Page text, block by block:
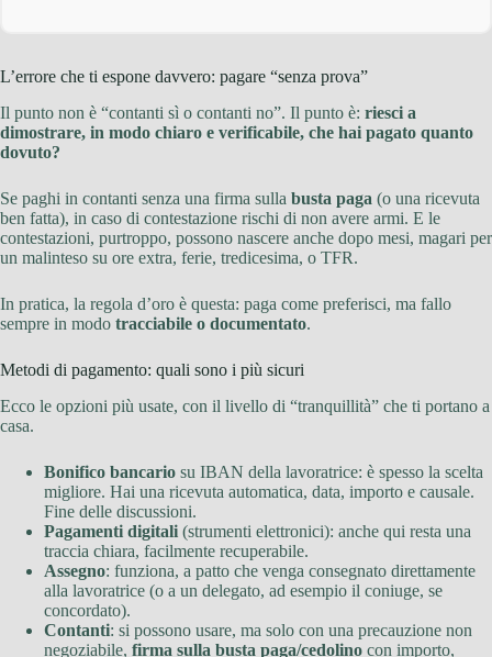
L’errore che ti espone davvero: pagare “senza prova”
Il punto non è “contanti sì o contanti no”. Il punto è: riesci a
dimostrare, in modo chiaro e verificabile, che hai pagato quanto
dovuto?
Se paghi in contanti senza una firma sulla busta paga (o una ricevuta
ben fatta), in caso di contestazione rischi di non avere armi. E le
contestazioni, purtroppo, possono nascere anche dopo mesi, magari per
un malinteso su ore extra, ferie, tredicesima, o TFR.
In pratica, la regola d’oro è questa: paga come preferisci, ma fallo
sempre in modo tracciabile o documentato.
Metodi di pagamento: quali sono i più sicuri
Ecco le opzioni più usate, con il livello di “tranquillità” che ti portano a
casa.
Bonifico bancario su IBAN della lavoratrice: è spesso la scelta
migliore. Hai una ricevuta automatica, data, importo e causale.
Fine delle discussioni.
Pagamenti digitali (strumenti elettronici): anche qui resta una
traccia chiara, facilmente recuperabile.
Assegno: funziona, a patto che venga consegnato direttamente
alla lavoratrice (o a un delegato, ad esempio il coniuge, se
concordato).
Contanti: si possono usare, ma solo con una precauzione non
negoziabile, firma sulla busta paga/cedolino con importo,